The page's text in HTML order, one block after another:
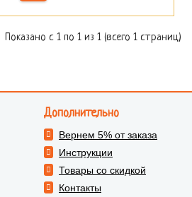
Показано с 1 по 1 из 1 (всего 1 страниц)
Дополнительно
Вернем 5% от заказа
Инструкции
Товары со скидкой
Контакты